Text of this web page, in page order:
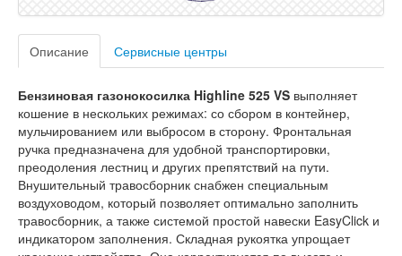
Описание Сервисные центры
Бензиновая газонокосилка Highline 525 VS выполняет
кошение в нескольких режимах: со сбором в контейнер,
мульчированием или выбросом в сторону. Фронтальная
ручка предназначена для удобной транспортировки,
преодоления лестниц и других препятствий на пути.
Внушительный травосборник снабжен специальным
воздуховодом, который позволяет оптимально заполнить
травосборник, а также системой простой навески EasyClick и
индикатором заполнения. Складная рукоятка упрощает